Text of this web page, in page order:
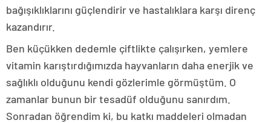
bağışıklıklarını güçlendirir ve hastalıklara karşı direnç
kazandırır.
Ben küçükken dedemle çiftlikte çalışırken, yemlere
vitamin karıştırdığımızda hayvanların daha enerjik ve
sağlıklı olduğunu kendi gözlerimle görmüştüm. O
zamanlar bunun bir tesadüf olduğunu sanırdım.
Sonradan öğrendim ki, bu katkı maddeleri olmadan